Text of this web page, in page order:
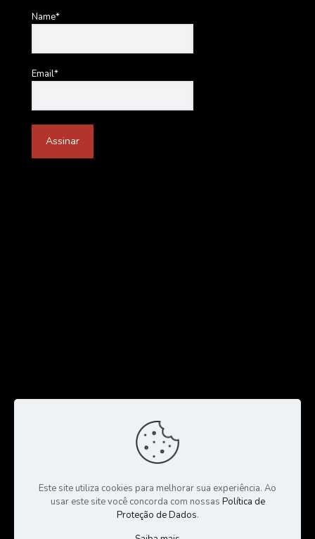
Name*
Email*
Este site utiliza cookies para melhorar sua experiência. Ao
usar este site você concorda com nossas Política de
Proteção de Dados.